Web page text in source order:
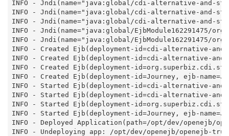
INFO - Jndi(name="java:global/cdi-alternative-and-
INFO - Jndi(name="java:global/cdi-alternative-and-
INFO - Jndi(name="java:global/cdi-alternative-and-
INFO - Jndi(name="java:global/
INFO - Jndi(name="java:global/EjbModule162291475/
INFO - Created Ejb(deployment-id=cdi-alternative-
INFO - Created Ejb(deployment-id=cdi-alternative-
INFO - Created Ejb(deployment-
INFO - Created Ejb(deployment-id=Journey, ejb-
INFO - Started Ejb(deployment-id=cdi-alternative-and-
INFO - Started Ejb(deployment-id=cdi-alternative-and-
INFO - Started Ejb(deployment-
INFO - Started Ejb(deployment-id=Journey, ejb-
INFO - Deployed Application(path=/opt/dev/openejb/
INFO - Undeploying app: /opt/dev/openejb/openejb-